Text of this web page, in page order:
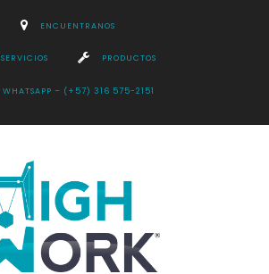
ENCUENTRANOS
SERVICIOS PRODUCTOS
WHATSAPP – (+57) 316 575-2151